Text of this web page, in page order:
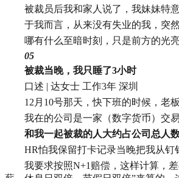
被裁员后我和家人说了，我妹妹特
于我而言，从来没有失业的我，突
哪有什么至暗时刻，只是前方的光
05
被裁当晚，我只睡了3小时
口述 | 达女士 工作3年 深圳
12月10号那天，快下班的时候，老
我在的公司是一家（数字货币）交
和我一起被裁的人大约占公司总人
HR怕我保留打卡记录当晚把我从钉
我要求按照N+1赔偿，这样计算，